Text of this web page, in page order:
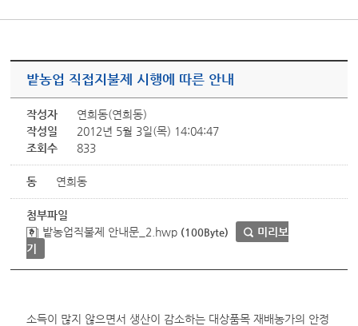
밭농업 직접지불제 시행에 따른 안내
작성자
연희동(연희동)
작성일
2012년 5월 3일(목) 14:04:47
조회수
833
동 연희동
첨부파일
밭농업직불제 안내문_2.hwp (100Byte)
미리보
기
소득이 많지 않으면서 생산이 감소하는 대상품목 재배농가의 안정